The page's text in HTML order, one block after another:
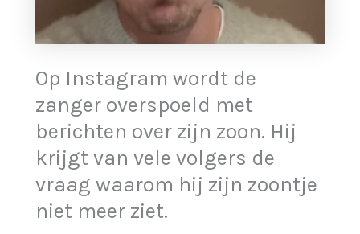
Op Instagram wordt de
zanger overspoeld met
berichten over zijn zoon. Hij
krijgt van vele volgers de
vraag waarom hij zijn zoontje
niet meer ziet.